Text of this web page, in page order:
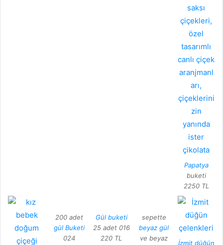
Papatya
buketi
2250 TL
200 adet
gül Buketi
024
Gül buketi
25 adet 016
220 TL
sepette
beyaz gül
ve beyaz
İzmit düğün